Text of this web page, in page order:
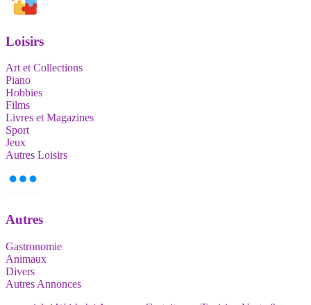
Loisirs
Art et Collections
Piano
Hobbies
Films
Livres et Magazines
Sport
Jeux
Autres Loisirs
Autres
Gastronomie
Animaux
Divers
Autres Annonces